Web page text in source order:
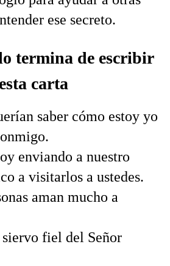
ese secreto.
termina de escribir
esta carta
saber cómo estoy yo
enviando a nuestro
a visitarlos a ustedes.
aman mucho a
fiel del Señor